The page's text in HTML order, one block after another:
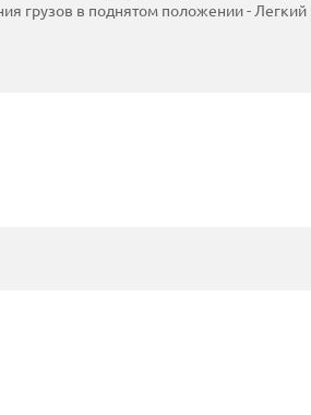
грузов в поднятом положении -